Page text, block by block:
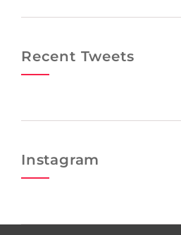
Recent Tweets
Instagram